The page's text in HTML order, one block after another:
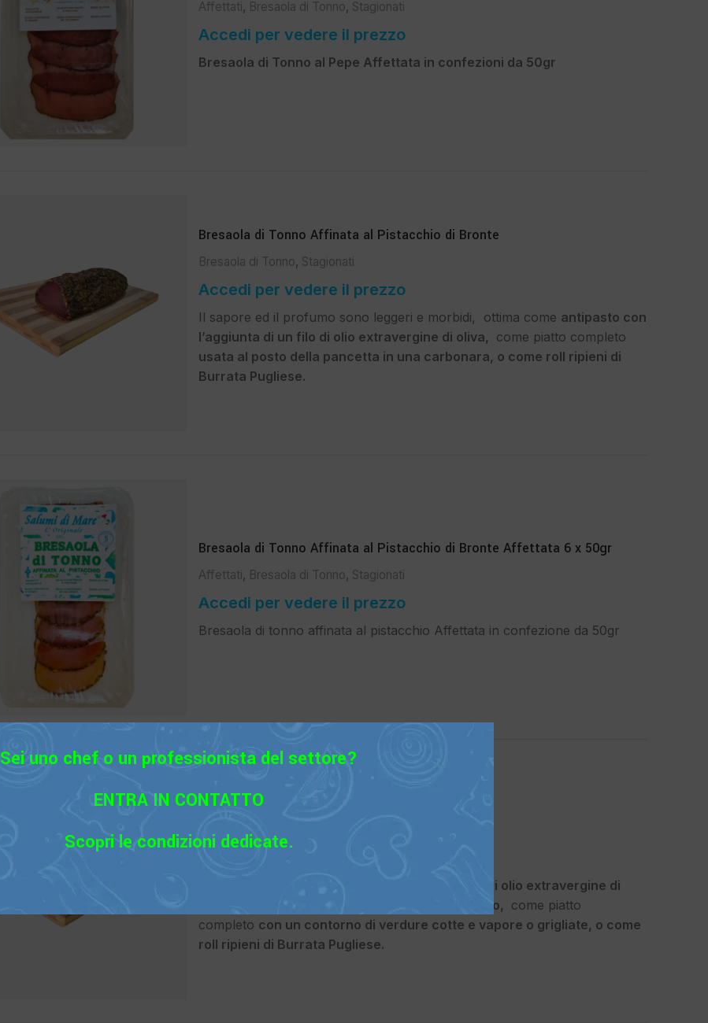
Sei uno chef o un professionista del settore?
ENTRA IN CONTATTO
Scopri le condizioni dedicate.
Affettati, Bresaola di Tonno, Stagionati
Accedi per vedere il prezzo
Bresaola di Tonno al Pepe Affettata in confezioni da 50gr
Bresaola di Tonno Affinata al Pistacchio di Bronte
Bresaola di Tonno, Stagionati
Accedi per vedere il prezzo
Il sapore ed il profumo sono leggeri e morbidi, ottima come antipasto con
l’aggiunta di un filo di olio extravergine di oliva, come piatto completo
usata al posto della pancetta in una carbonara, o come roll ripieni di
Burrata Pugliese.
Bresaola di Tonno Affinata al Pistacchio di Bronte Affettata 6 x 50gr
Affettati, Bresaola di Tonno, Stagionati
Accedi per vedere il prezzo
Bresaola di tonno affinata al pistacchio Affettata in confezione da 50gr
Bresaola di Tonno Stagionata
antipasto con l’aggiunta di un filo di olio extravergine di
oliva e un poco di spremuta di limone di Sorrento, come piatto
completo con un contorno di verdure cotte e vapore o grigliate, o come
roll ripieni di Burrata Pugliese.